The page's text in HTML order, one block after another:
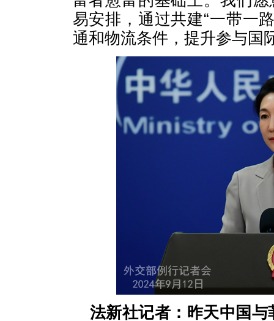
易安排，通过共建“一带一
通和物流条件，提升参与国
法新社记者：昨天中国